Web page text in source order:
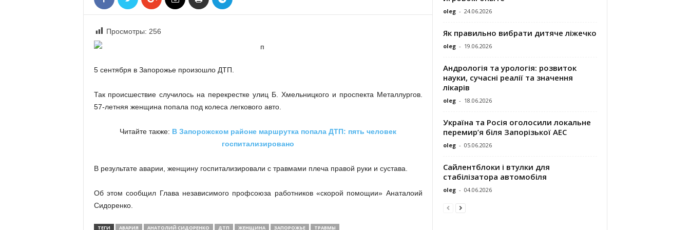
Просмотры: 256
5 сентября в Запорожье произошло ДТП.
Так происшествие случилось на перекрестке улиц Б. Хмельницкого и проспекта Металлургов.
57-летняя женщина попала под колеса легкового авто.
Читайте также: В Запорожском районе маршрутка попала ДТП: пять человек
госпитализировано
В результате аварии, женщину госпитализировали с травмами плеча правой руки и сустава.
Об этом сообщил Глава независимого профсоюза работников «скорой помощии» Анаталоий
Сидоренко.
ТЕГИ АВАРИЯ АНАТОЛИЙ СИДОРЕНКО ДТП ЖЕНЩИНА ЗАПОРОЖЬЕ ТРАВМЫ
oleg - 24.06.2026
Як правильно вибрати дитяче ліжечко
oleg - 19.06.2026
Андрологія та урологія: розвиток
науки, сучасні реалії та значення
лікарів
oleg - 18.06.2026
Україна та Росія оголосили локальне
перемир’я біля Запорізької АЕС
oleg - 05.06.2026
Сайлентблоки і втулки для
стабілізатора автомобіля
oleg - 04.06.2026